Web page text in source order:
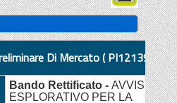
Di Mercato ( PI121394-25
Bando Rettificato - AVVISO
ESPLORATIVO PER LA